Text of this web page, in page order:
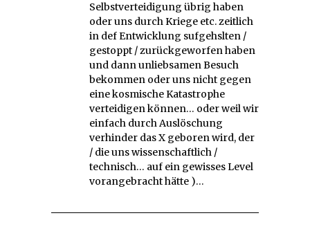
Selbstverteidigung übrig haben
oder uns durch Kriege etc. zeitlich
in def Entwicklung sufgehslten /
gestoppt / zurückgeworfen haben
und dann unliebsamen Besuch
bekommen oder uns nicht gegen
eine kosmische Katastrophe
verteidigen können… oder weil wir
einfach durch Auslöschung
verhinder das X geboren wird, der
/ die uns wissenschaftlich /
technisch… auf ein gewisses Level
vorangebracht hätte )…